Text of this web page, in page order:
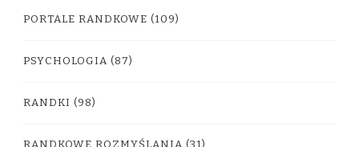
PORTALE RANDKOWE (109)
PSYCHOLOGIA (87)
RANDKI (98)